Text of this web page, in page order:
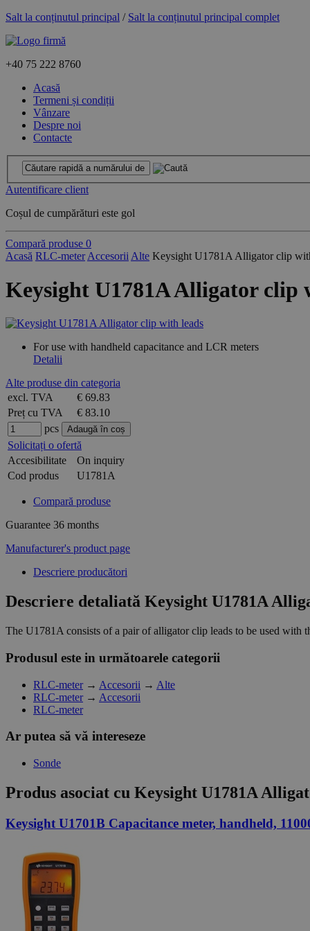
Salt la conținutul principal / Salt la conținutul principal complet
+40 75 222 8760
Acasă
Termeni și condiții
Vânzare
Despre noi
Contacte
Autentificare client
Coșul de cumpărături este gol
Compară produse 0
Acasă RLC-meter Accesorii Alte Keysight U1781A Alligator clip
Keysight U1781A Alligator clip
For use with handheld capacitance and LCR meters
Detalii
Alte produse din categoria
excl. TVA
€ 69.83
Preț cu TVA
€ 83.10
pcs
Solicitați o ofertă
Accesibilitate
On inquiry
Cod produs
U1781A
Compară produse
Guarantee 36 months
Manufacturer's product page
Descriere producători
Descriere detaliată Keysight U1781A
The U1781A consists of a pair of alligator clip leads to be used with
Produsul este in următoarele categorii
RLC-meter → Accesorii → Alte
RLC-meter → Accesorii
RLC-meter
Ar putea să vă intereseze
Sonde
Produs asociat cu Keysight U1781A
Keysight U1701B Capacitance meter, handheld,